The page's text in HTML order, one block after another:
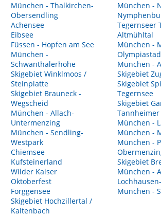
München - Thalkirchen-
Obersendling
Achensee
Eibsee
Füssen - Hopfen am See
München -
Schwanthalerhöhe
Skigebiet Winklmoos /
Steinplatte
Skigebiet Brauneck -
Wegscheid
München - Allach-
Untermenzing
München - Sendling-
Westpark
Chiemsee
Kufsteinerland
Wilder Kaiser
Oktoberfest
Forggensee
Skigebiet Hochzillertal /
Kaltenbach
München -
Tegernseer
Altmühltal
München -
München -
Skigebiet
Skigebiet
Tegernsee
Skigebiet
Tannheimer
München -
München -
München -
Skigebiet
München -
München -